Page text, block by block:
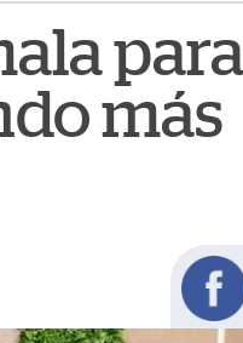
para
más